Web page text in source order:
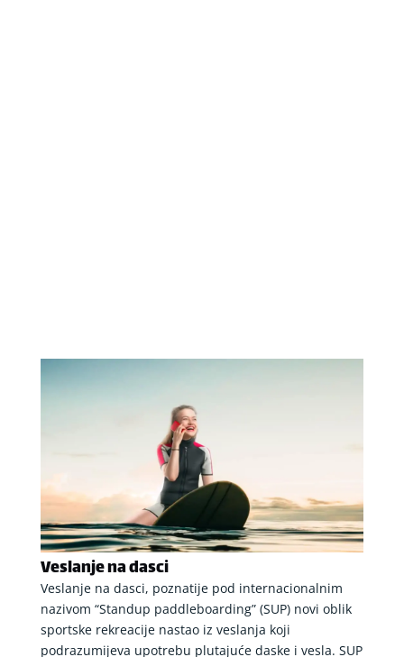
Veslanje na dasci
Veslanje na dasci, poznatije pod internacionalnim
nazivom “Standup paddleboarding” (SUP) novi oblik
sportske rekreacije nastao iz veslanja koji
podrazumijeva upotrebu plutajuće daske i vesla. SUP